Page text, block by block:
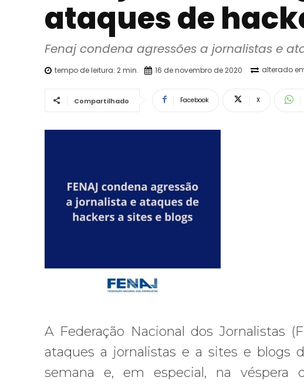
ataques de
Fenaj condena agressões a jornalistas e
tempo de leitura: 2min. 16 de novembro de 2020 alterado
Compartilhado Facebook X
A Federação Nacional dos Jornalistas
ataques a jornalistas e a sites e blogs
semana e, em especial, na